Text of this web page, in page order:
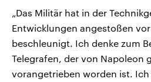
„Das Militär hat in der
Entwicklungen angestoßen
beschleunigt. Ich denke zum
Telegrafen, der von Napoleon
vorangetrieben worden ist. Ich